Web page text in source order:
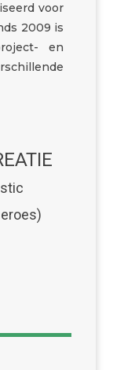
voor
2009 is
en
)